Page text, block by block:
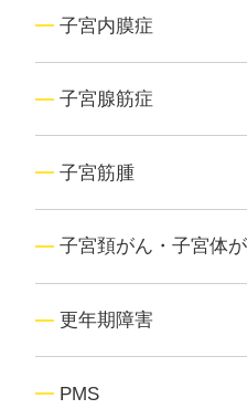
子宮内膜症
子宮腺筋症
子宮筋腫
子宮頚がん・子宮体
更年期障害
PMS